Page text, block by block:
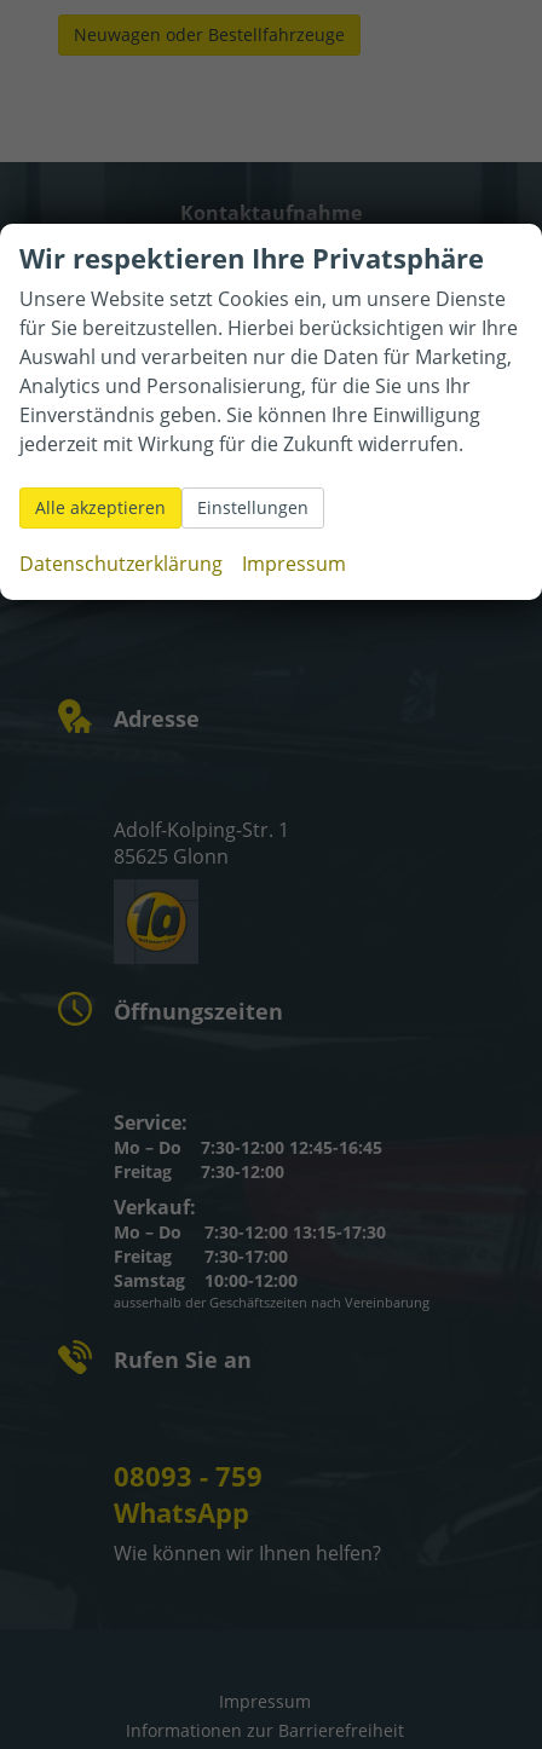
Neuwagen oder Bestellfahrzeuge
Kontaktaufnahme
Können wir Ihnen behilflich
sein?
Wir freuenuns auf Sie!
Adresse
Adolf-Kolping-Str. 1
85625 Glonn
Öffnungszeiten
Service:
Mo – Do
7:30-12:00 12:45-16:45
Freitag
7:30-12:00
Verkauf:
Mo – Do
7:30-12:00 13:15-17:30
Freitag
7:30-17:00
Samstag
10:00-12:00
ausserhalb der Geschäftszeiten nach Vereinbarung
Rufen Sie an
08093 - 759
WhatsApp
Wie können wir Ihnen helfen?
Impressum
Informationen zur Barrierefreiheit
Wir respektieren Ihre Privatsphäre
Unsere Website setzt Cookies ein, um unsere Dienste
für Sie bereitzustellen. Hierbei berücksichtigen wir Ihre
Auswahl und verarbeiten nur die Daten für Marketing,
Analytics und Personalisierung, für die Sie uns Ihr
Einverständnis geben. Sie können Ihre Einwilligung
jederzeit mit Wirkung für die Zukunft widerrufen.
Alle akzeptieren Einstellungen
Datenschutzerklärung Impressum